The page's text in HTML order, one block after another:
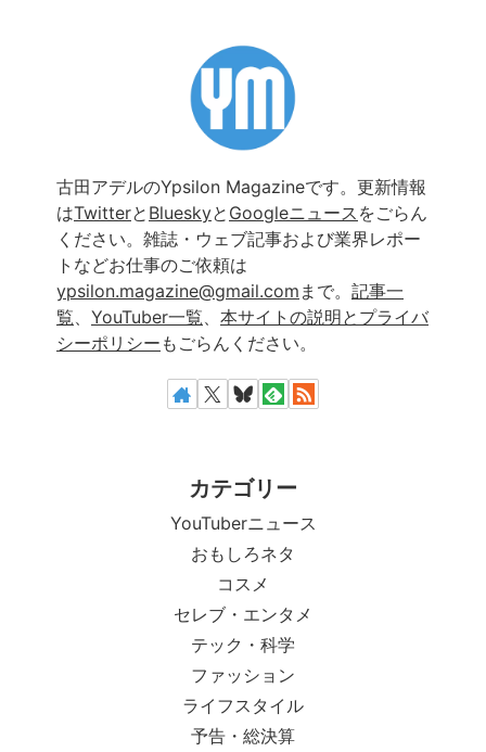
古田アデルのYpsilon Magazineです。更新情報
はTwitterと Blueskyと Googleニュース をごらん
ください。雑誌・ウェブ記事および業界レポー
トなどお仕事のご依頼は
ypsilon.magazine@gmail.com まで。 記事一
覧、 YouTuber一覧、 本サイトの説明とプライバ
シーポリシー もごらんください。
カテゴリー
YouTuberニュース
おもしろネタ
コスメ
セレブ・エンタメ
テック・科学
ファッション
ライフスタイル
予告・総決算